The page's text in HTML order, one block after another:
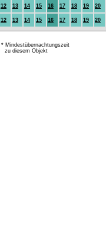
12 13 14 15 16 17 18 19 20
12 13 14 15 16 17 18 19 20
* Mindestübernachtungszeit
zu diesem Objekt